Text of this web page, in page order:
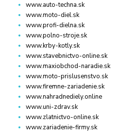
www.auto-techna.sk
www.moto-diel.sk
www.profi-dielna.sk
www.polno-stroje.sk
www.krby-kotly.sk
www.stavebnictvo-online.sk
www.maxiobchod-naradie.sk
www.moto-prislusenstvo.sk
www.firemne-zariadenie.sk
www.nahradnediely.online
www.uni-zdrav.sk
www.zlatnictvo-online.sk
www.zariadenie-firmy.sk